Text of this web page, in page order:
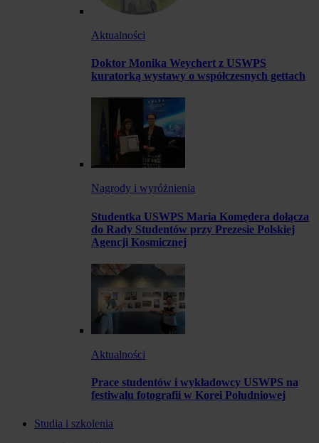
Aktualności
Doktor Monika Weychert z USWPS
kuratorką wystawy o współczesnych gettach
Nagrody i wyróżnienia
Studentka USWPS Maria Komędera dołącza
do Rady Studentów przy Prezesie Polskiej
Agencji Kosmicznej
Aktualności
Prace studentów i wykładowcy USWPS na
festiwalu fotografii w Korei Południowej
Studia i szkolenia